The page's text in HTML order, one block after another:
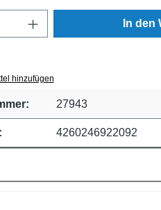
Gib den In den
hinzufügen
27943
4260246922092